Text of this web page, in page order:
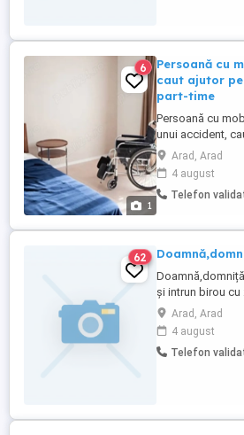
1
6
Persoană cu
caut ajutor
part-time
Persoană cu
unui accident,
domiciliu, part-
zilnică (non-
persoană în
personal pentru
anterioară nu e
Arad, Arad
4 august
Telefon
62
și intrun birou cu
privat pe whap
saptamană
ce trebuie facut
ca zile in cirsul
Arad, Arad
4 august
Telefon